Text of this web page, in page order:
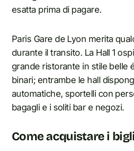
esatta prima di pagare.
Paris Gare de Lyon merita
durante il transito. La Hall 1
grande ristorante in stile belle
binari; entrambe le hall
automatiche, sportelli con
bagagli e i soliti bar e negozi.
Come acquistare i